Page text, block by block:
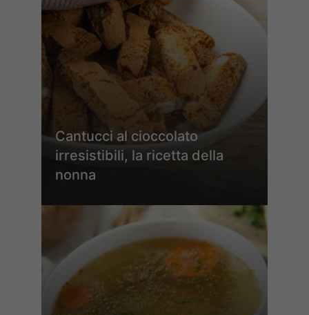
Cantucci al cioccolato
irresistibili, la ricetta della
nonna